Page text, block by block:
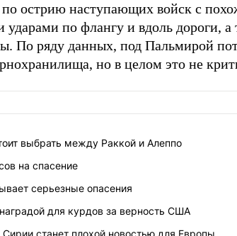
по острию наступающих войск с
по флангу и вдоль дороги, а
По ряду данных, под Пальмирой
но в целом это не
выбрать между Раккой и Алеппо
на спасение
серьезные опасения
для курдов за верность США
станет плохой новостью для Европы